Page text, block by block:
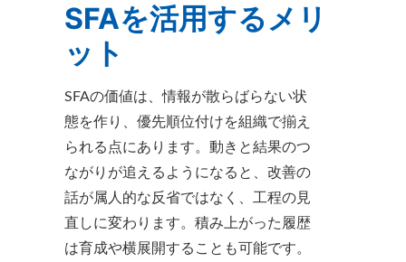
SFAを活用するメリ
ット
SFAの価値は、情報が散らばらない状
態を作り、優先順位付けを組織で揃え
られる点にあります。動きと結果のつ
ながりが追えるようになると、改善の
話が属人的な反省ではなく、工程の見
直しに変わります。積み上がった履歴
は育成や横展開することも可能です。